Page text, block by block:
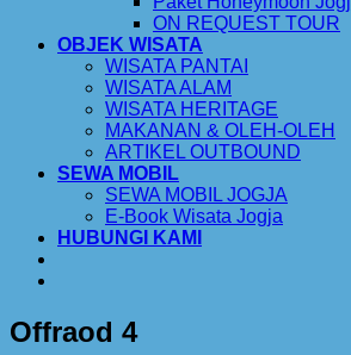
ON REQUEST TOUR
OBJEK WISATA
WISATA PANTAI
WISATA ALAM
WISATA HERITAGE
MAKANAN & OLEH-OLEH
ARTIKEL OUTBOUND
SEWA MOBIL
SEWA MOBIL JOGJA
E-Book Wisata Jogja
HUBUNGI KAMI
Offraod 4